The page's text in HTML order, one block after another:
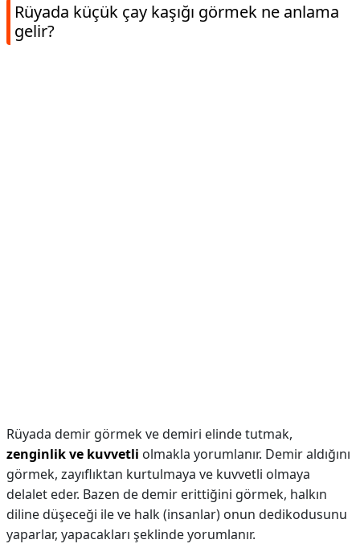
Rüyada küçük çay kaşığı görmek ne anlama
gelir?
Rüyada demir görmek ve demiri elinde tutmak,
zenginlik ve kuvvetli olmakla yorumlanır. Demir aldığını
görmek, zayıflıktan kurtulmaya ve kuvvetli olmaya
delalet eder. Bazen de demir erittiğini görmek, halkın
diline düşeceği ile ve halk (insanlar) onun dedikodusunu
yaparlar, yapacakları şeklinde yorumlanır.